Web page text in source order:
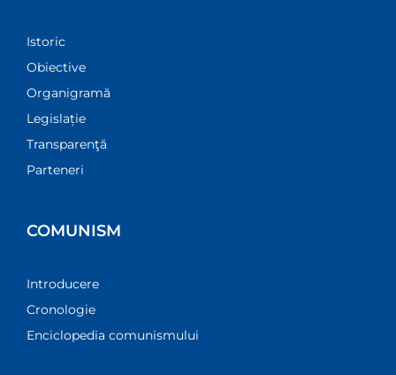
Istoric
Obiective
Organigramă
Legislație
Transparenţă
Parteneri
COMUNISM
Introducere
Cronologie
Enciclopedia comunismului